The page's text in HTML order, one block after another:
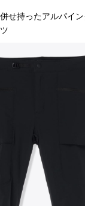
せ持ったアルパイ